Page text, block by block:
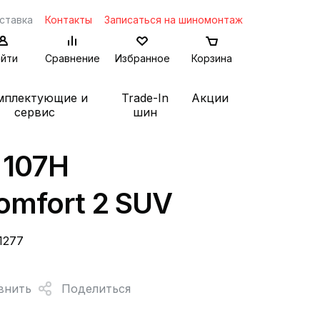
Контакты Записаться на шиномонтаж
Сравнение Избранное Корзина
и
сервис
Trade-In
шин
Акции
2 SUV
Поделиться